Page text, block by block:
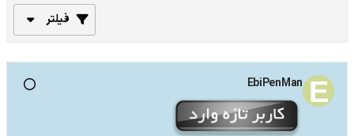
فیلتر
EbiPenMan